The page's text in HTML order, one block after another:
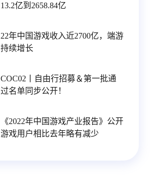
13.2亿到2658.84亿
22年中国游戏收入近2700亿，端游
持续增长
COC02丨自由行招募＆第一批通
过名单同步公开！
《2022年中国游戏产业报告》公开
游戏用户相比去年略有减少